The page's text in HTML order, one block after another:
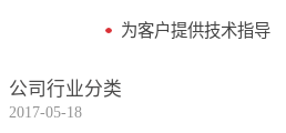
为客户提供技术指导
公司行业分类
2017-05-18